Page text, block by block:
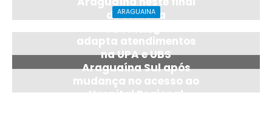
de semana
24/07/2026
ARAGUAINA
adapta atendimentos
na UPA e UBS
Araguaína Sul após
mudança no acesso ao
Hospital Regional